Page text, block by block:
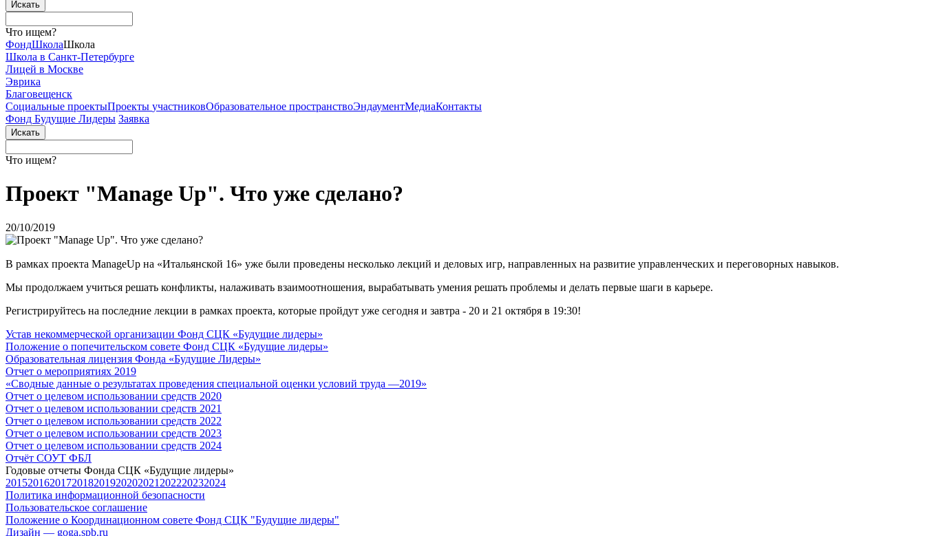
Что ищем?
ФондШколаШкола
Школа в Санкт-Петербурге
Лицей в Москве
Эврика
Благовещенск
Социальные проектыПроекты участниковОбразовательное пространствоЭндаументМедиаКонтакты
Фонд Будущие Лидеры Заявка
Что ищем?
Проект "Manage Up". Что уже сделано?
20/10/2019
В рамках проекта ManageUp на «Итальянской 16» уже были проведены несколько лекций и деловых игр, направленных на развитие управленческих и переговорных навыков. ⠀
Мы продолжаем учиться решать конфликты, налаживать взаимоотношения, вырабатывать умения решать проблемы и делать первые шаги в карьере.
Регистрируйтесь на последние лекции в рамках проекта, которые пройдут уже сегодня и завтра - 20 и 21 октября в 19:30!
Устав некоммерческой организации Фонд СЦК «Будущие лидеры»
Положение о попечительском совете Фонд СЦК «Будущие лидеры»
Образовательная лицензия Фонда «Будущие Лидеры»
Отчет о мероприятиях 2019
«Cводные данные о результатах проведения специальной оценки условий труда —2019»
Отчет о целевом использовании средств 2020
Отчет о целевом использовании средств 2021
Отчет о целевом использовании средств 2022
Отчет о целевом использовании средств 2023
Отчет о целевом использовании средств 2024
Отчёт СОУТ ФБЛ
Годовые отчеты Фонда СЦК «Будущие лидеры»
2015201620172018201920202021 202220232024
Политика информационной безопасности
Пользовательское соглашение
Положение о Координационном совете Фонд СЦК "Будущие лидеры"
Дизайн — goga.spb.ru